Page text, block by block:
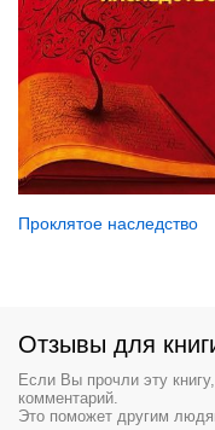
Проклятое наследство
Отзывы для
Если Вы прочли эту
комментарий.
Это поможет другим